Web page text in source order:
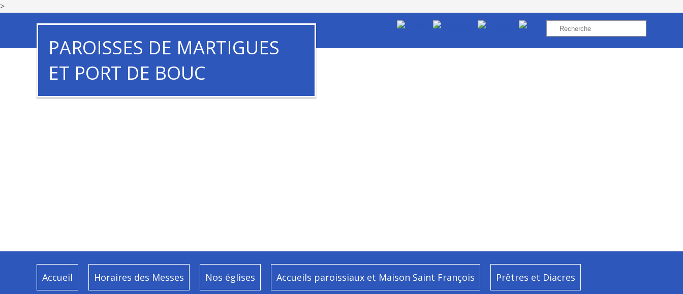
>
PAROISSES DE MARTIGUES
ET PORT DE BOUC
Accueil Horaires des Messes Nos églises Accueils paroissiaux et Maison Saint François Prêtres et Diacres